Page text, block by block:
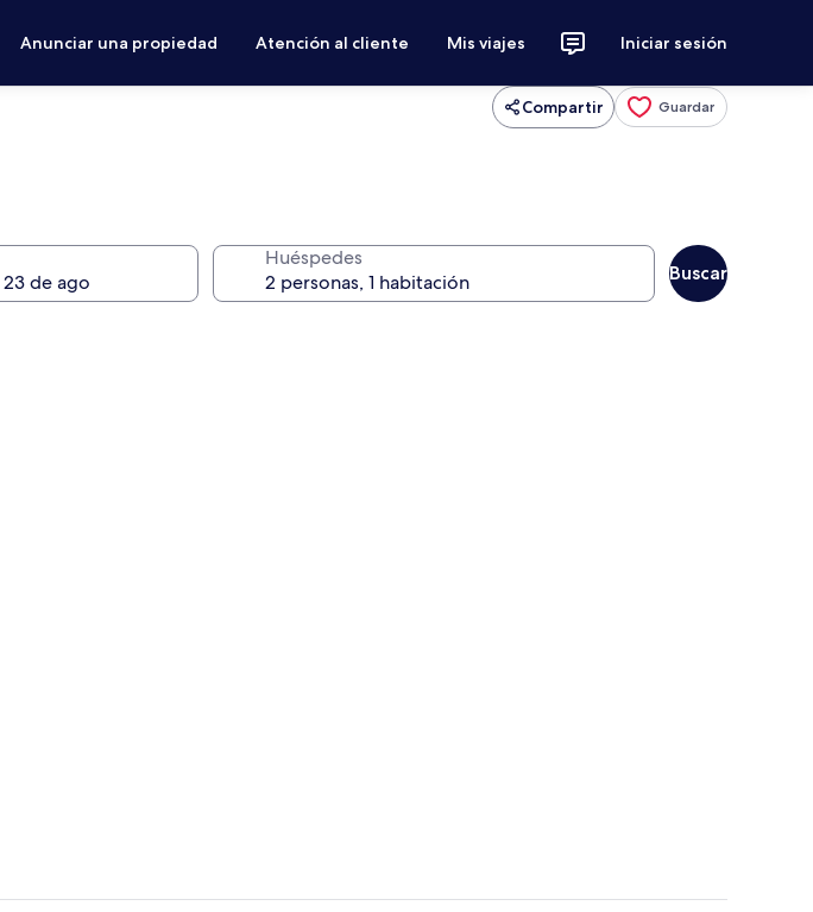
Anunciar una propiedad Atención al cliente Mis viajes Iniciar sesión
Compartir Guardar
Huéspedes
Buscar